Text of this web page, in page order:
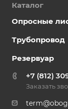
Каталог
Опросные
Трубопровод
Резервуар
+7 (812)
Заказать